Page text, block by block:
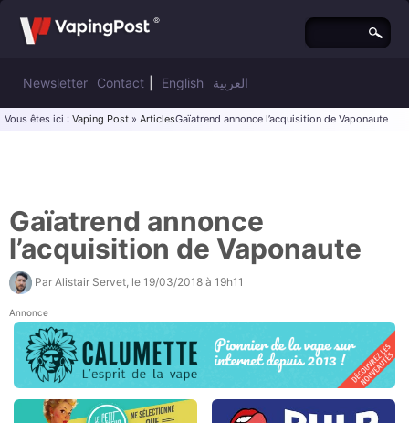
Newsletter Contact English العربية
Vous êtes ici : Vaping Post » ArticlesGaïatrend annonce l’acquisition de Vaponaute
Gaïatrend annonce
l’acquisition de Vaponaute
Par Alistair Servet , le 19/03/2018 à 19h11
Annonce